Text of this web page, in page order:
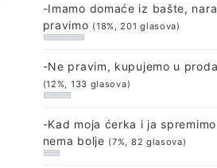
-Imamo domaće iz bašte,
pravimo (18%, 201 glasova)
-Ne pravim, kupujemo u
(12%, 133 glasova)
-Kad moja ćerka i ja
nema bolje (7%, 82 glasova)